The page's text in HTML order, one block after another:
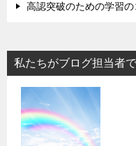
高認突破のための学習の
私たちがブログ担当者